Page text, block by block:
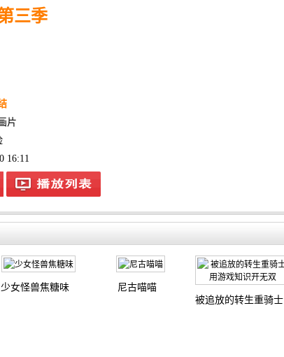
三季
片
16:11
生，S等级作弊魔术师冒险记
少女怪兽焦糖味 尼古喵喵
被追放的转生重骑士